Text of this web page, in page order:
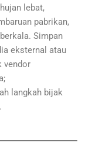
lebat,
pabrikan,
Simpan
eksternal atau
vendor
langkah bijak